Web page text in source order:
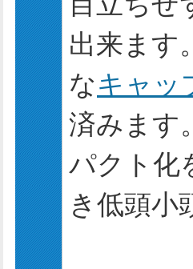
出来ます
なキャッ
済みます
パクト化
き低頭小